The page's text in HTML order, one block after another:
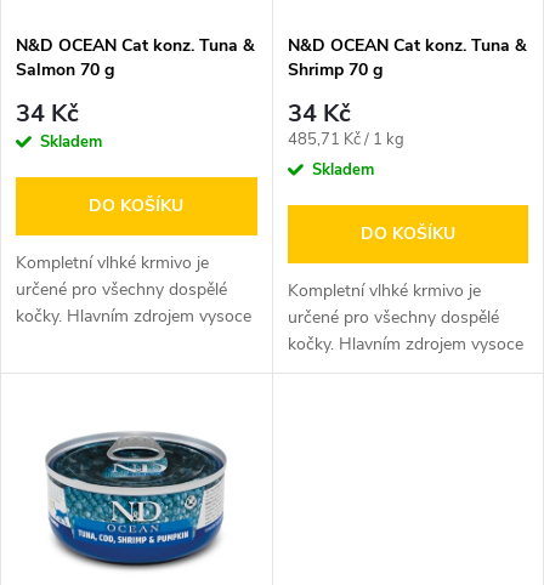
p
r
o
d
u
k
s
p
r
d
u
N&D OCEAN Cat konz. Tuna &
Salmon 70 g
34 Kč
Skladem
DO KOŠÍKU
Kompletní vlhké krmivo je
určené pro všechny dospělé
kočky. Hlavním zdrojem vysoce
N&D OCEAN Cat konz. Tuna &
Shrimp 70 g
34 Kč
Měrná
cena:
485,71 Kč / 1 kg
Skladem
DO KOŠÍKU
Kompletní vlhké krmivo je
určené pro všechny dospělé
kočky. Hlavním zdrojem vysoce
kvalitních bílkovin je...